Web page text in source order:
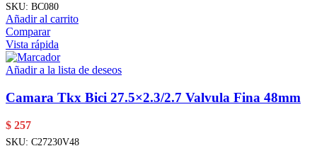
SKU: BC080
Añadir al carrito
Comparar
Vista rápida
Añadir a la lista de deseos
Camara Tkx Bici 27.5×2.3/2.7 Valvula Fina 48mm
$ 257
SKU: C27230V48